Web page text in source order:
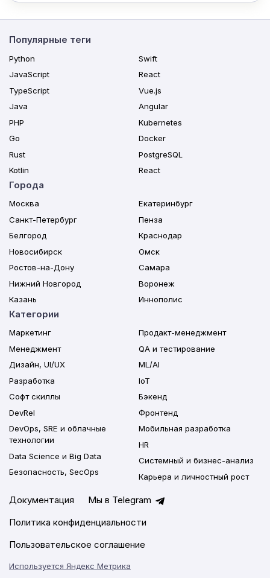
Популярные теги
Python
JavaScript
TypeScript
Java
PHP
Go
Rust
Kotlin
Swift
React
Vue.js
Angular
Kubernetes
Docker
PostgreSQL
React
Города
Москва
Санкт-Петербург
Белгород
Новосибирск
Ростов-на-Дону
Нижний Новгород
Казань
Екатеринбург
Пенза
Краснодар
Омск
Самара
Воронеж
Иннополис
Категории
Маркетинг
Менеджмент
Дизайн, UI/UX
Разработка
Софт скиллы
DevRel
DevOps, SRE и облачные
технологии
Data Science и Big Data
Безопасность, SecOps
Продакт-менеджмент
QA и тестирование
ML/AI
IoT
Бэкенд
Фронтенд
Мобильная разработка
HR
Системный и бизнес-анализ
Карьера и личностный рост
Документация
Мы в Telegram
Политика конфиденциальности
Пользовательское соглашение
Используется Яндекс Метрика